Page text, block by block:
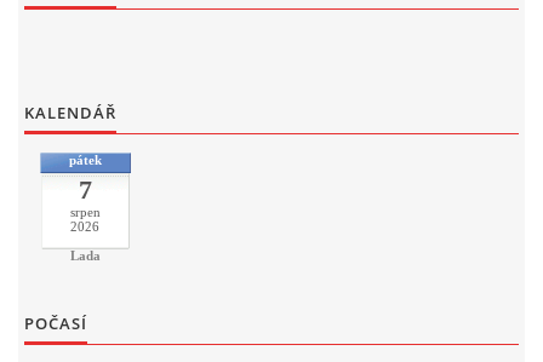
KALENDÁŘ
pátek
7
srpen
2026
Lada
POČASÍ